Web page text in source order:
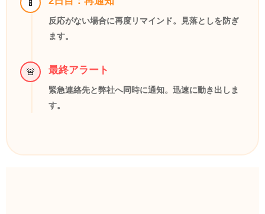
反応がない場合に再度リマインド。見落としを防ぎ
ます。
最終アラート
緊急連絡先と弊社へ同時に通知。迅速に動き出しま
す。